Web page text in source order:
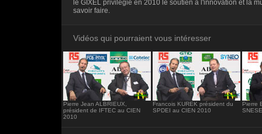
<iframe src="https://www.electronique-
frameborder="0"></iframe>
le GIXEL privilégie en 2010 le soutien à l'innovation et la
savoir faire.
Vidéos qui pourraient vous intéresser
Pierre Jean ALBRIEUX,
président de IFTEC au CIEN
2010
Francois KUREK président du
SPDEI au CIEN 2010
Pierre